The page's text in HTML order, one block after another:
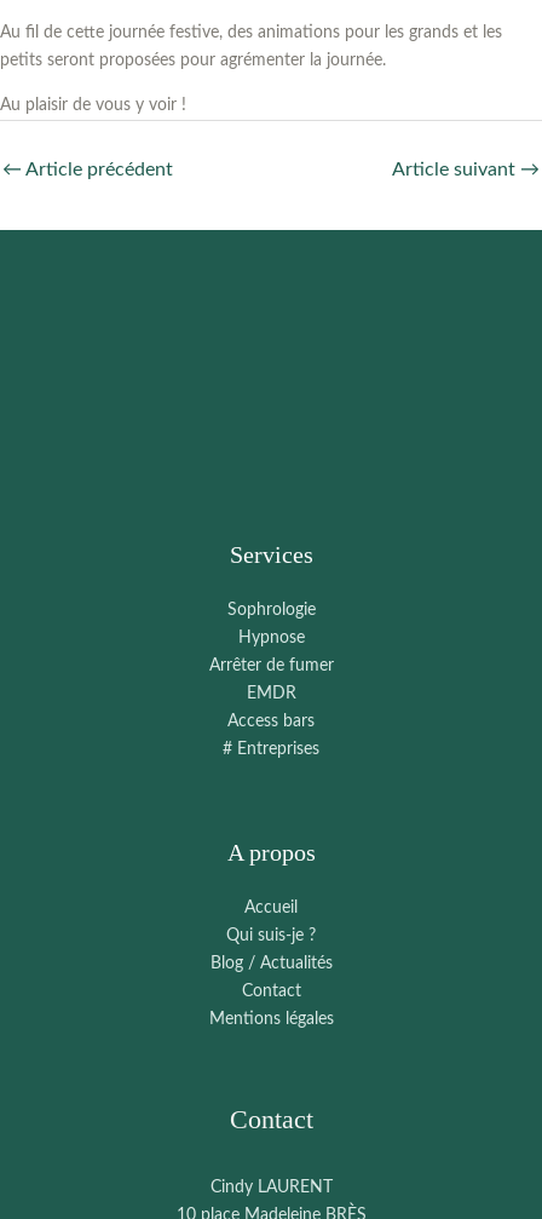
Au fil de cette journée festive, des animations pour les grands et les
petits seront proposées pour agrémenter la journée.
Au plaisir de vous y voir !
← Article précédent Article suivant →
Services
Sophrologie
Hypnose
Arrêter de fumer
EMDR
Access bars
# Entreprises
A propos
Accueil
Qui suis-je ?
Blog / Actualités
Contact
Mentions légales
Contact
Cindy LAURENT
10 place Madeleine BRÈS